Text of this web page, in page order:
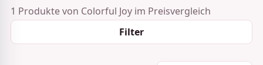
1 Produkte von Colorful Joy im Preisvergleich
Filter